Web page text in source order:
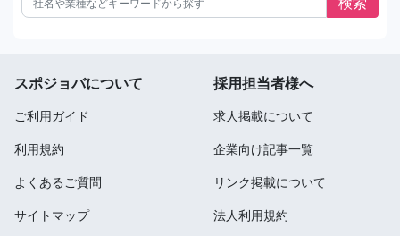
スポジョバについて
ご利用ガイド
利用規約
よくあるご質問
サイトマップ
採用担当者様へ
求人掲載について
企業向け記事一覧
リンク掲載について
法人利用規約